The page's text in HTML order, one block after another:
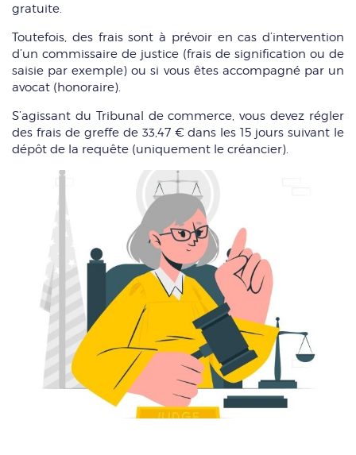
gratuite.
Toutefois, des frais sont à prévoir en cas d’intervention
d’un commissaire de justice (frais de signification ou de
saisie par exemple) ou si vous êtes accompagné par un
avocat (honoraire).
S’agissant du Tribunal de commerce, vous devez régler
des frais de greffe de 33,47 € dans les 15 jours suivant le
dépôt de la requête (uniquement le créancier).